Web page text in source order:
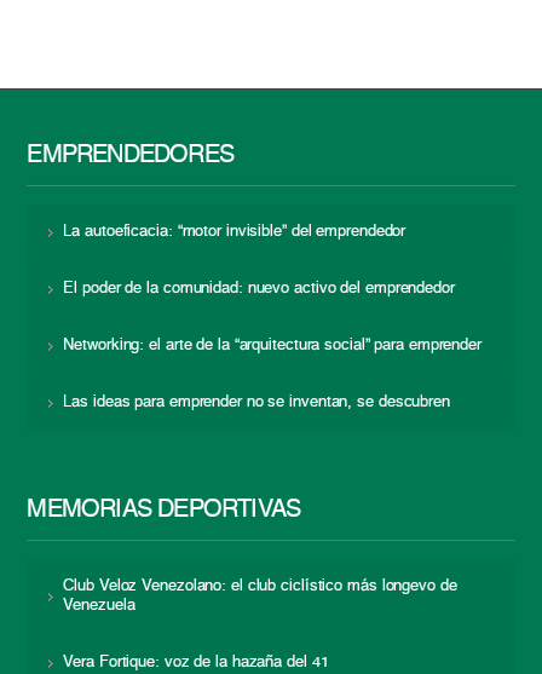
EMPRENDEDORES
La autoeficacia: “motor invisible” del emprendedor
El poder de la comunidad: nuevo activo del emprendedor
Networking: el arte de la “arquitectura social” para emprender
Las ideas para emprender no se inventan, se descubren
MEMORIAS DEPORTIVAS
Club Veloz Venezolano: el club ciclístico más longevo de
Venezuela
Vera Fortique: voz de la hazaña del 41